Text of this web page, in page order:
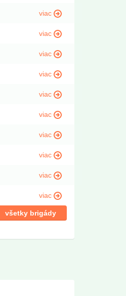
viac
viac
viac
viac
viac
viac
viac
viac
viac
viac
všetky brigády